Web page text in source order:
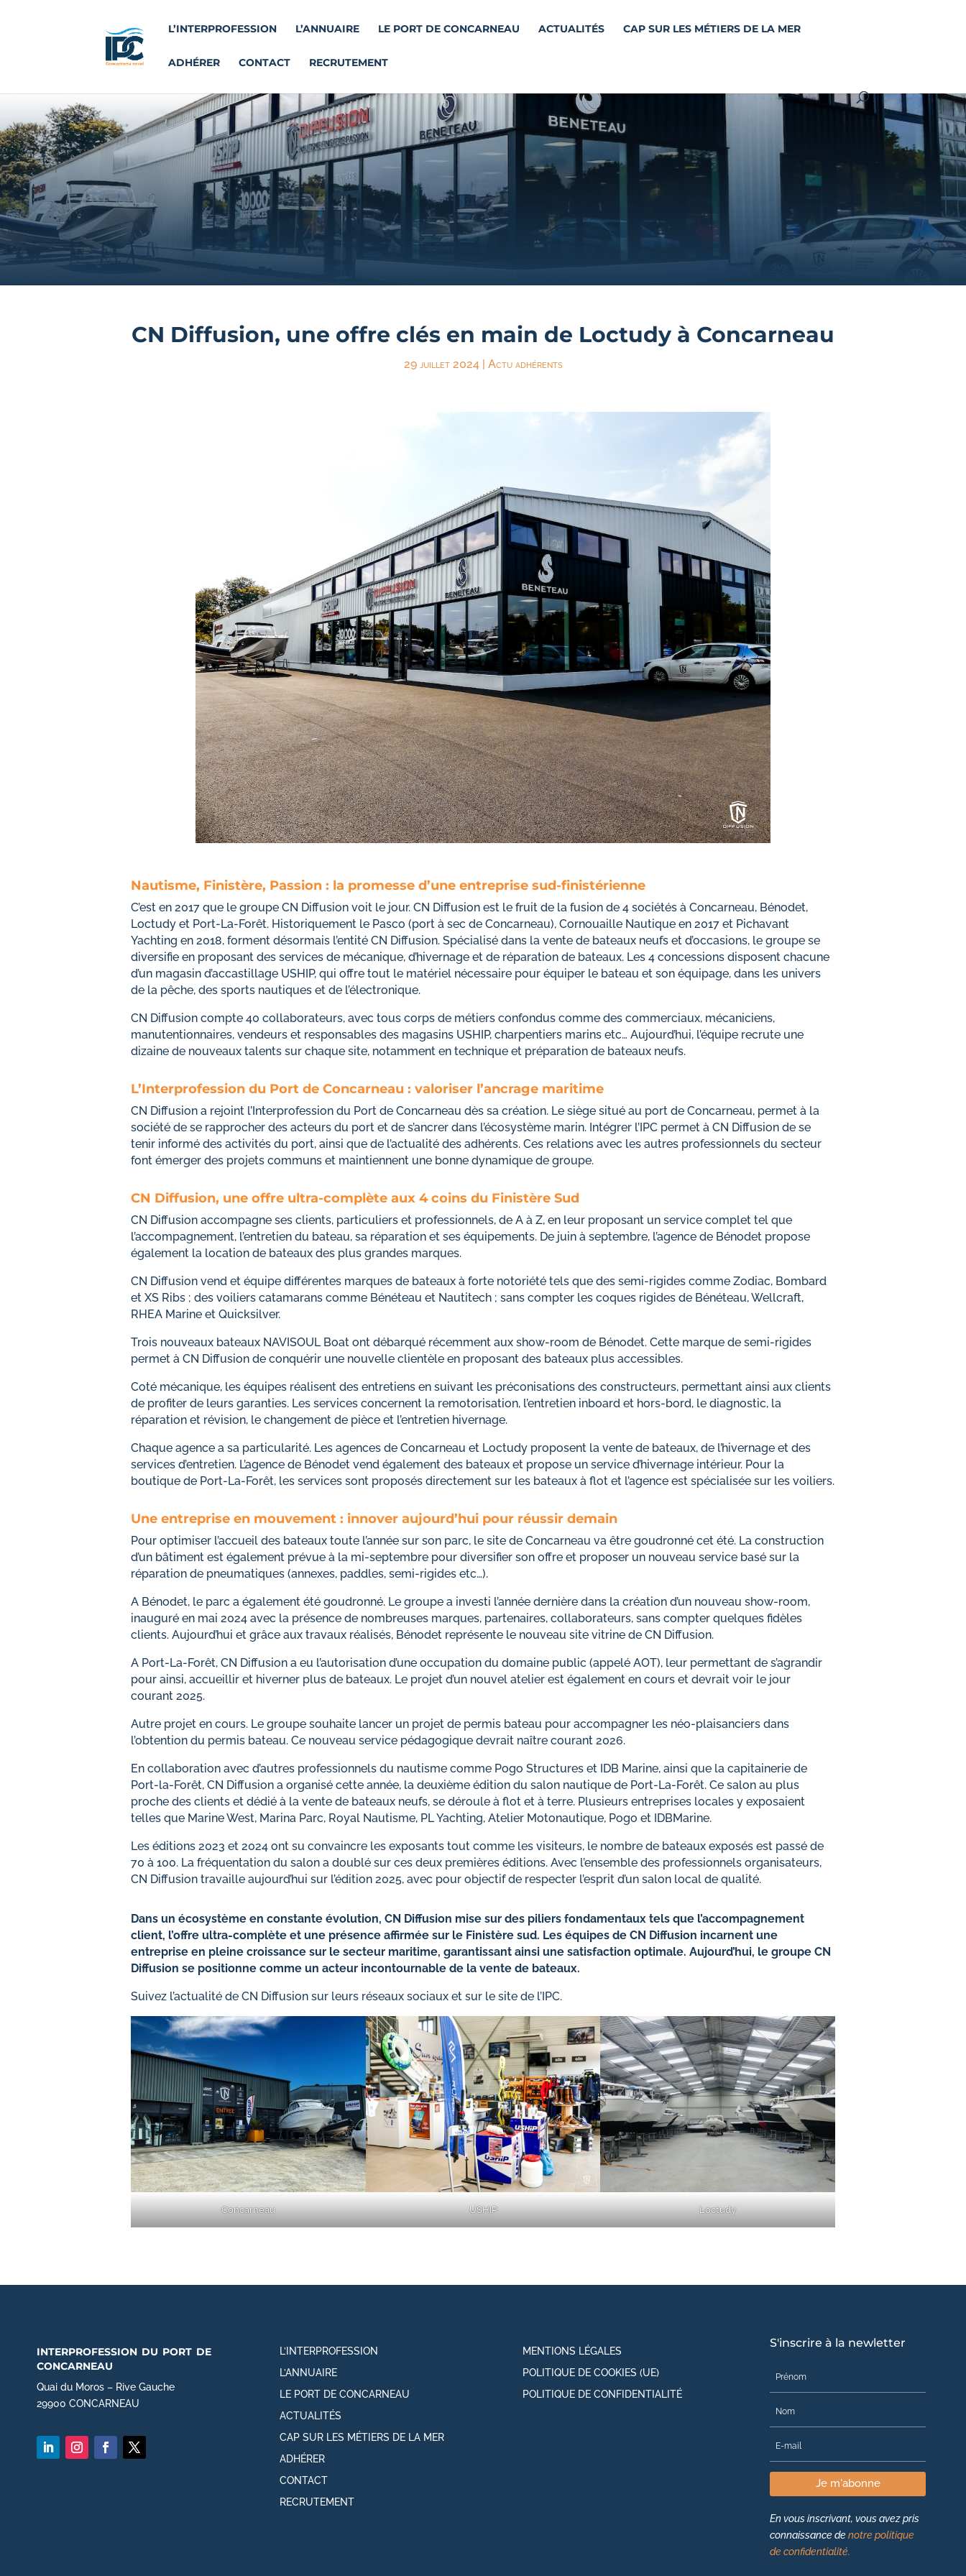
L’INTERPROFESSION L’ANNUAIRE LE PORT DE CONCARNEAU ACTUALITÉS CAP SUR LES MÉTIERS DE LA MER
ADHÉRER CONTACT RECRUTEMENT
CN Diffusion, une offre clés en main de Loctudy à Concarneau
29 juillet 2024| Actu adhérents
Nautisme, Finistère, Passion : la promesse d’une entreprise sud-finistérienne
C’est en 2017 que le groupe CN Diffusion voit le jour. CN Diffusion est le fruit de la fusion de 4 sociétés à Concarneau, Bénodet,
Loctudy et Port-La-Forêt. Historiquement le Pasco (port à sec de Concarneau), Cornouaille Nautique en 2017 et Pichavant
Yachting en 2018, forment désormais l’entité CN Diffusion. Spécialisé dans la vente de bateaux neufs et d’occasions, le groupe se
diversifie en proposant des services de mécanique, d’hivernage et de réparation de bateaux. Les 4 concessions disposent chacune
d’un magasin d’accastillage USHIP, qui offre tout le matériel nécessaire pour équiper le bateau et son équipage, dans les univers
de la pêche, des sports nautiques et de l’électronique.
CN Diffusion compte 40 collaborateurs, avec tous corps de métiers confondus comme des commerciaux, mécaniciens,
manutentionnaires, vendeurs et responsables des magasins USHIP, charpentiers marins etc… Aujourd’hui, l’équipe recrute une
dizaine de nouveaux talents sur chaque site, notamment en technique et préparation de bateaux neufs.
L’Interprofession du Port de Concarneau : valoriser l’ancrage maritime
CN Diffusion a rejoint l’Interprofession du Port de Concarneau dès sa création. Le siège situé au port de Concarneau, permet à la
société de se rapprocher des acteurs du port et de s’ancrer dans l’écosystème marin. Intégrer l’IPC permet à CN Diffusion de se
tenir informé des activités du port, ainsi que de l’actualité des adhérents. Ces relations avec les autres professionnels du secteur
font émerger des projets communs et maintiennent une bonne dynamique de groupe.
CN Diffusion, une offre ultra-complète aux 4 coins du Finistère Sud
CN Diffusion accompagne ses clients, particuliers et professionnels, de A à Z, en leur proposant un service complet tel que
l’accompagnement, l’entretien du bateau, sa réparation et ses équipements. De juin à septembre, l’agence de Bénodet propose
également la location de bateaux des plus grandes marques.
CN Diffusion vend et équipe différentes marques de bateaux à forte notoriété tels que des semi-rigides comme Zodiac, Bombard
et XS Ribs ; des voiliers catamarans comme Bénéteau et Nautitech ; sans compter les coques rigides de Bénéteau, Wellcraft,
RHEA Marine et Quicksilver.
Trois nouveaux bateaux NAVISOUL Boat ont débarqué récemment aux show-room de Bénodet. Cette marque de semi-rigides
permet à CN Diffusion de conquérir une nouvelle clientèle en proposant des bateaux plus accessibles.
Coté mécanique, les équipes réalisent des entretiens en suivant les préconisations des constructeurs, permettant ainsi aux clients
de profiter de leurs garanties. Les services concernent la remotorisation, l’entretien inboard et hors-bord, le diagnostic, la
réparation et révision, le changement de pièce et l’entretien hivernage.
Chaque agence a sa particularité. Les agences de Concarneau et Loctudy proposent la vente de bateaux, de l’hivernage et des
services d’entretien. L’agence de Bénodet vend également des bateaux et propose un service d’hivernage intérieur. Pour la
boutique de Port-La-Forêt, les services sont proposés directement sur les bateaux à flot et l’agence est spécialisée sur les voiliers.
Une entreprise en mouvement : innover aujourd’hui pour réussir demain
Pour optimiser l’accueil des bateaux toute l’année sur son parc, le site de Concarneau va être goudronné cet été. La construction
d’un bâtiment est également prévue à la mi-septembre pour diversifier son offre et proposer un nouveau service basé sur la
réparation de pneumatiques (annexes, paddles, semi-rigides etc…).
A Bénodet, le parc a également été goudronné. Le groupe a investi l’année dernière dans la création d’un nouveau show-room,
inauguré en mai 2024 avec la présence de nombreuses marques, partenaires, collaborateurs, sans compter quelques fidèles
clients. Aujourd’hui et grâce aux travaux réalisés, Bénodet représente le nouveau site vitrine de CN Diffusion.
A Port-La-Forêt, CN Diffusion a eu l’autorisation d’une occupation du domaine public (appelé AOT), leur permettant de s’agrandir
pour ainsi, accueillir et hiverner plus de bateaux. Le projet d’un nouvel atelier est également en cours et devrait voir le jour
courant 2025.
Autre projet en cours. Le groupe souhaite lancer un projet de permis bateau pour accompagner les néo-plaisanciers dans
l’obtention du permis bateau. Ce nouveau service pédagogique devrait naître courant 2026.
En collaboration avec d’autres professionnels du nautisme comme Pogo Structures et IDB Marine, ainsi que la capitainerie de
Port-la-Forêt, CN Diffusion a organisé cette année, la deuxième édition du salon nautique de Port-La-Forêt. Ce salon au plus
proche des clients et dédié à la vente de bateaux neufs, se déroule à flot et à terre. Plusieurs entreprises locales y exposaient
telles que Marine West, Marina Parc, Royal Nautisme, PL Yachting, Atelier Motonautique, Pogo et IDBMarine.
Les éditions 2023 et 2024 ont su convaincre les exposants tout comme les visiteurs, le nombre de bateaux exposés est passé de
70 à 100. La fréquentation du salon a doublé sur ces deux premières éditions. Avec l’ensemble des professionnels organisateurs,
CN Diffusion travaille aujourd’hui sur l’édition 2025, avec pour objectif de respecter l’esprit d’un salon local de qualité.
Dans un écosystème en constante évolution, CN Diffusion mise sur des piliers fondamentaux tels que l’accompagnement
client, l’offre ultra-complète et une présence affirmée sur le Finistère sud. Les équipes de CN Diffusion incarnent une
entreprise en pleine croissance sur le secteur maritime, garantissant ainsi une satisfaction optimale. Aujourd’hui, le groupe CN
Diffusion se positionne comme un acteur incontournable de la vente de bateaux.
Suivez l’actualité de CN Diffusion sur leurs réseaux sociaux et sur le site de l’IPC.
Concarneau USHIP Loctudy
interprofession du port de
concarneau
Quai du Moros – Rive Gauche
29900 CONCARNEAU
L’INTERPROFESSION
L’ANNUAIRE
LE PORT DE CONCARNEAU
ACTUALITÉS
CAP SUR LES MÉTIERS DE LA MER
ADHÉRER
CONTACT
RECRUTEMENT
MENTIONS LÉGALES
POLITIQUE DE COOKIES (UE)
POLITIQUE DE CONFIDENTIALITÉ
S'inscrire à la newletter
Je m'abonne
En vous inscrivant, vous avez pris
connaissance denotre politique
de confidentialité.